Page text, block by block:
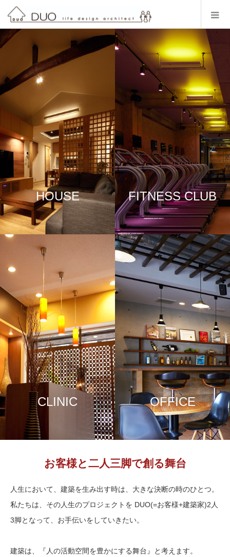
HOUSE FITNESS CLUB
CLINIC OFFICE
お客様と二人三脚で創る舞台
人生において、建築を生み出す時は、大きな決断の時のひとつ。
私たちは、その人生のプロジェクトを DUO(=お客様+建築家)2人
3脚となって、お手伝いをしていきたい。
建築は、『人の活動空間を豊かにする舞台』と考えます。